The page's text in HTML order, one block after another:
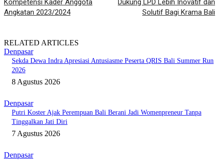
Kompetensi Kader Anggota
Angkatan 2023/2024
Dukung LPD Lebih Inovatif dan
Solutif Bagi Krama Bali
RELATED ARTICLES
Denpasar
Sekda Dewa Indra Apresiasi Antusiasme Peserta QRIS Bali Summer Run
2026
8 Agustus 2026
Denpasar
Putri Koster Ajak Perempuan Bali Berani Jadi Womenpreneur Tanpa
Tinggalkan Jati Diri
7 Agustus 2026
Denpasar